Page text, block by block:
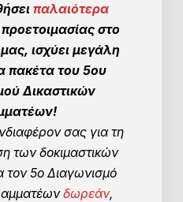
παλαιότερα
προετοιμασίας στο
ισχύει μεγάλη
πακέτα του 5ου
Δικαστικών
σας για τη
των δοκιμαστικών
τον 5ο Διαγωνισμό
δωρεάν,